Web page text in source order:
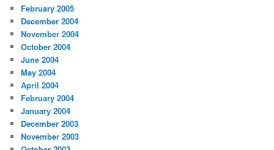
February 2005
December 2004
November 2004
October 2004
June 2004
May 2004
April 2004
February 2004
January 2004
December 2003
November 2003